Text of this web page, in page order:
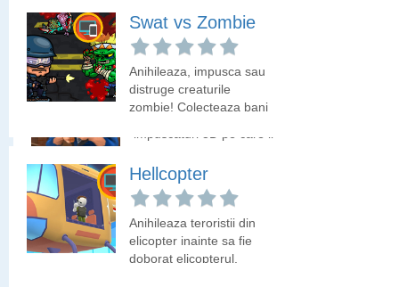
arma si multe
incarcatoare. Elimina cat
mai multi zombii
Sniper Clash 3D
Clasicul joc cu
Swat vs Zombie
Anihileaza, impusca sau
distruge creaturile
zombie! Colecteaza bani
arme.
Hellcopter
Anihileaza teroristii din
elicopter inainte sa fie
doborat elicopterul.